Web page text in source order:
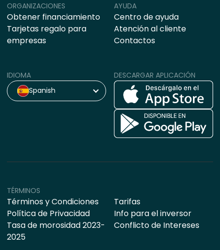
ORGANIZACIONES
Obtener financiamiento
Tarjetas regalo para
empresas
AYUDA
Centro de ayuda
Atención al cliente
Contactos
IDIOMA
Spanish
DESCARGAR APLICACIÓN
TÉRMINOS
Términos y Condiciones
Política de Privacidad
Tasa de morosidad 2023-
2025
Tarifas
Info para el inversor
Conflicto de Intereses